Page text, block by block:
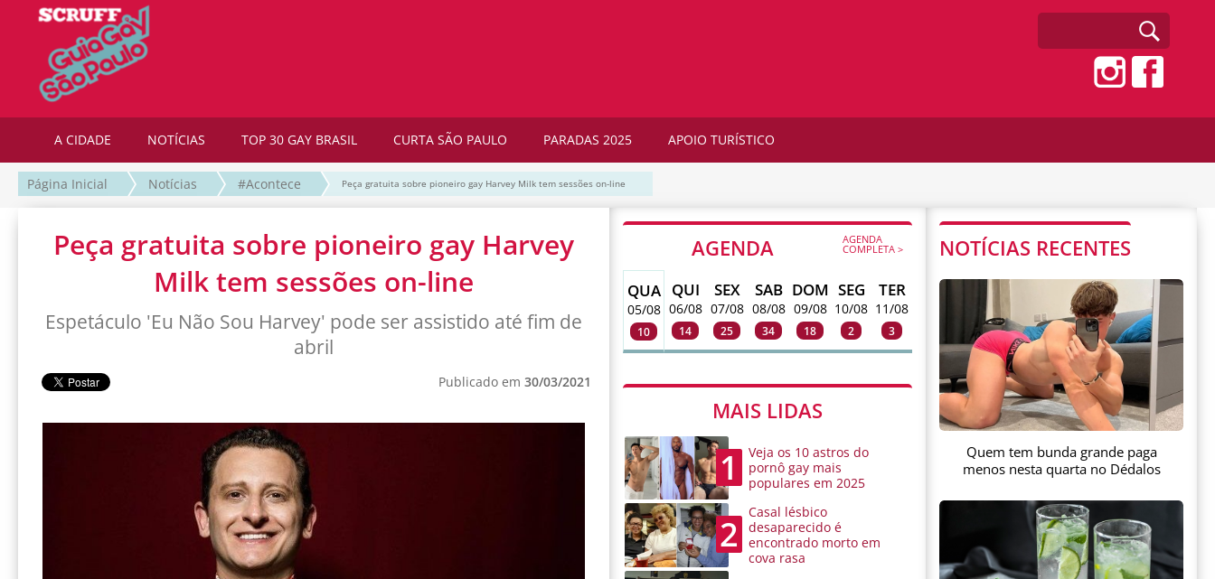
A CIDADE NOTÍCIAS TOP 30 GAY BRASIL CURTA SÃO PAULO PARADAS 2025 APOIO TURÍSTICO
Página Inicial Notícias #Acontece Peça gratuita sobre pioneiro gay Harvey Milk tem sessões on-line
Peça gratuita sobre pioneiro gay Harvey
Milk tem sessões on-line
Espetáculo 'Eu Não Sou Harvey' pode ser assistido até fim de
abril
Publicado em 30/03/2021
AGENDA AGENDA
COMPLETA >
QUA
05/08
10
QUI
06/08
14
SEX
07/08
25
SAB
08/08
34
DOM
09/08
18
SEG
10/08
2
TER
11/08
3
MAIS LIDAS
1
Veja os 10 astros do
pornô gay mais
populares em 2025
2
Casal lésbico
desaparecido é
encontrado morto em
cova rasa
NOTÍCIAS RECENTES
Quem tem bunda grande paga
menos nesta quarta no Dédalos